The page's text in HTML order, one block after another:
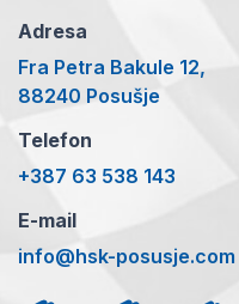
Adresa
Fra Petra Bakule 12,
88240 Posušje
Telefon
+387 63 538 143
E-mail
info@hsk-posusje.com